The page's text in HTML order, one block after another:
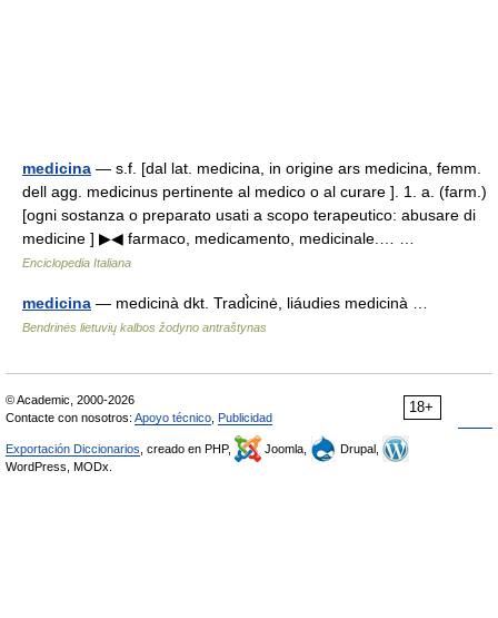
medicina — s.f. [dal lat. medicina, in origine ars medicina, femm.
dell agg. medicinus pertinente al medico o al curare ]. 1. a. (farm.)
[ogni sostanza o preparato usati a scopo terapeutico: abusare di
medicine ] ▶◀ farmaco, medicamento, medicinale.… …
Enciclopedia Italiana
medicina — medicinà dkt. Tradi̇̀cinė, liáudies medicinà …
Bendrinės lietuvių kalbos žodyno antraštynas
18+
© Academic, 2000-2026
Contacte con nosotros: Apoyo técnico Publicidad
Exportación Diccionarios , creado en PHP, Joomla,
Drupal,
WordPress, MODx.